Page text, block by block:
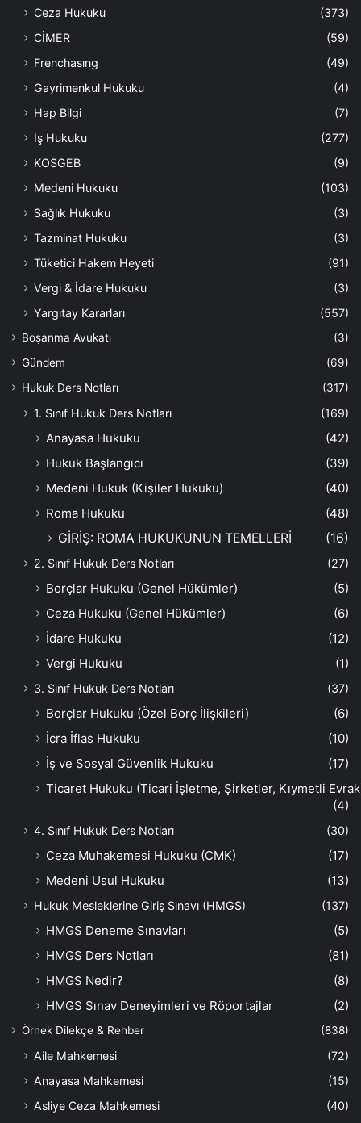
Ceza Hukuku
(373)
CİMER
(59)
Frenchasıng
(49)
Gayrimenkul Hukuku
(4)
Hap Bilgi
(7)
İş Hukuku
(277)
KOSGEB
(9)
Medeni Hukuku
(103)
Sağlık Hukuku
(3)
Tazminat Hukuku
(3)
Tüketici Hakem Heyeti
(91)
Vergi & İdare Hukuku
(3)
Yargıtay Kararları
(557)
Boşanma Avukatı
(3)
Gündem
(69)
Hukuk Ders Notları
(317)
1. Sınıf Hukuk Ders Notları (169)
Anayasa Hukuku
(42)
Hukuk Başlangıcı
(39)
Medeni Hukuk (Kişiler Hukuku)
(40)
Roma Hukuku
(48)
GİRİŞ: ROMA HUKUKUNUN TEMELLERİ
(16)
2. Sınıf Hukuk Ders Notları (27)
Borçlar Hukuku (Genel Hükümler)
(5)
Ceza Hukuku (Genel Hükümler)
(6)
İdare Hukuku
(12)
Vergi Hukuku
(1)
3. Sınıf Hukuk Ders Notları (37)
Borçlar Hukuku (Özel Borç İlişkileri)
(6)
İcra İflas Hukuku
(10)
İş ve Sosyal Güvenlik Hukuku
(17)
Ticaret Hukuku (Ticari İşletme, Şirketler, Kıymetli
(4)
4. Sınıf Hukuk Ders Notları (30)
Ceza Muhakemesi Hukuku (CMK)
(17)
Medeni Usul Hukuku
(13)
Hukuk Mesleklerine Giriş Sınavı (HMGS) (137)
HMGS Deneme Sınavları
(5)
HMGS Ders Notları
(81)
HMGS Nedir?
(8)
HMGS Sınav Deneyimleri ve Röportajlar
(2)
Örnek Dilekçe & Rehber (838)
Aile Mahkemesi
(72)
Anayasa Mahkemesi
(15)
Asliye Ceza Mahkemesi
(40)